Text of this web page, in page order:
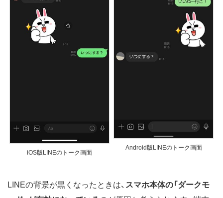
iOS版LINEのトーク画面
Android版LINEのトーク画面
LINEの背景が黒くなったときは、 スマホ本体の「ダークモ